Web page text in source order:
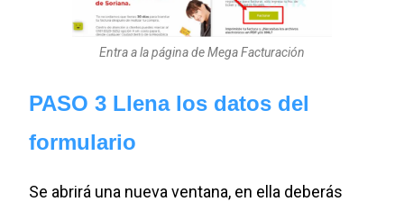
Entra a la página de Mega Facturación
PASO 3 Llena los datos del
formulario
Se abrirá una nueva ventana, en ella deberás